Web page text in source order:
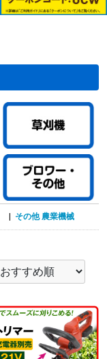
| その他 農業機械